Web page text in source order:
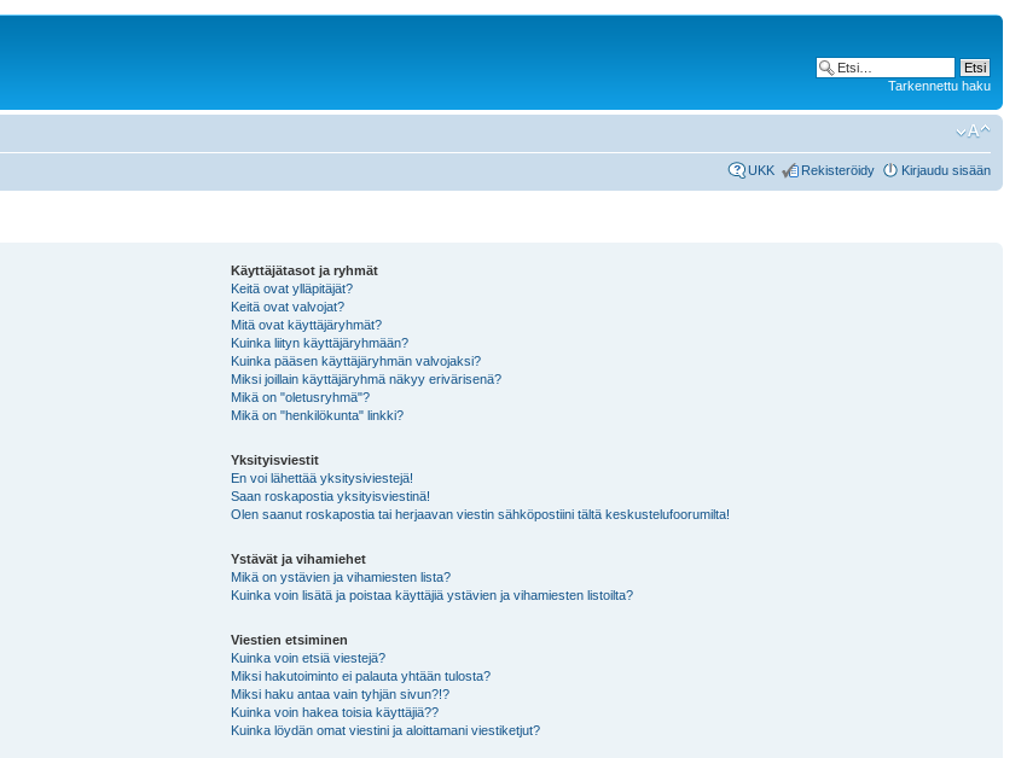
Tarkennettu haku
UKK Rekisteröidy Kirjaudu sisään
Käyttäjätasot ja ryhmät
Keitä ovat ylläpitäjät?
Keitä ovat valvojat?
Mitä ovat käyttäjäryhmät?
Kuinka liityn käyttäjäryhmään?
Kuinka pääsen käyttäjäryhmän valvojaksi?
Miksi joillain käyttäjäryhmä näkyy erivärisenä?
Mikä on "oletusryhmä"?
Mikä on "henkilökunta" linkki?
Yksityisviestit
En voi lähettää yksitysiviestejä!
Saan roskapostia yksityisviestinä!
Olen saanut roskapostia tai herjaavan viestin sähköpostiini tältä keskustelufoorumilta!
Ystävät ja vihamiehet
Mikä on ystävien ja vihamiesten lista?
Kuinka voin lisätä ja poistaa käyttäjiä ystävien ja vihamiesten listoilta?
Viestien etsiminen
Kuinka voin etsiä viestejä?
Miksi hakutoiminto ei palauta yhtään tulosta?
Miksi haku antaa vain tyhjän sivun?!?
Kuinka voin hakea toisia käyttäjiä??
Kuinka löydän omat viestini ja aloittamani viestiketjut?